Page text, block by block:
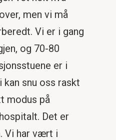
men vi må
Vi er i gang
og 70-80
er i
kan snu oss raskt
modus på
Det er
Vi har vært i